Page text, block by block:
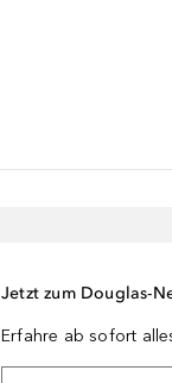
Jetzt zum Douglas-
Erfahre ab sofort